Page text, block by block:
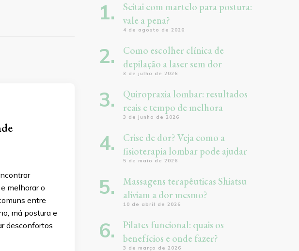
melhorar o
entre
má postura e
desconfortos
Seitai com martelo para postura:
vale a pena?
4 de agosto de 2026
Como escolher clínica de
depilação a laser sem dor
3 de julho de 2026
Quiropraxia lombar: resultados
reais e tempo de melhora
3 de junho de 2026
Crise de dor? Veja como a
fisioterapia lombar pode ajudar
5 de maio de 2026
Massagens terapêuticas Shiatsu
aliviam a dor mesmo?
10 de abril de 2026
Pilates funcional: quais os
benefícios e onde fazer?
3 de março de 2026